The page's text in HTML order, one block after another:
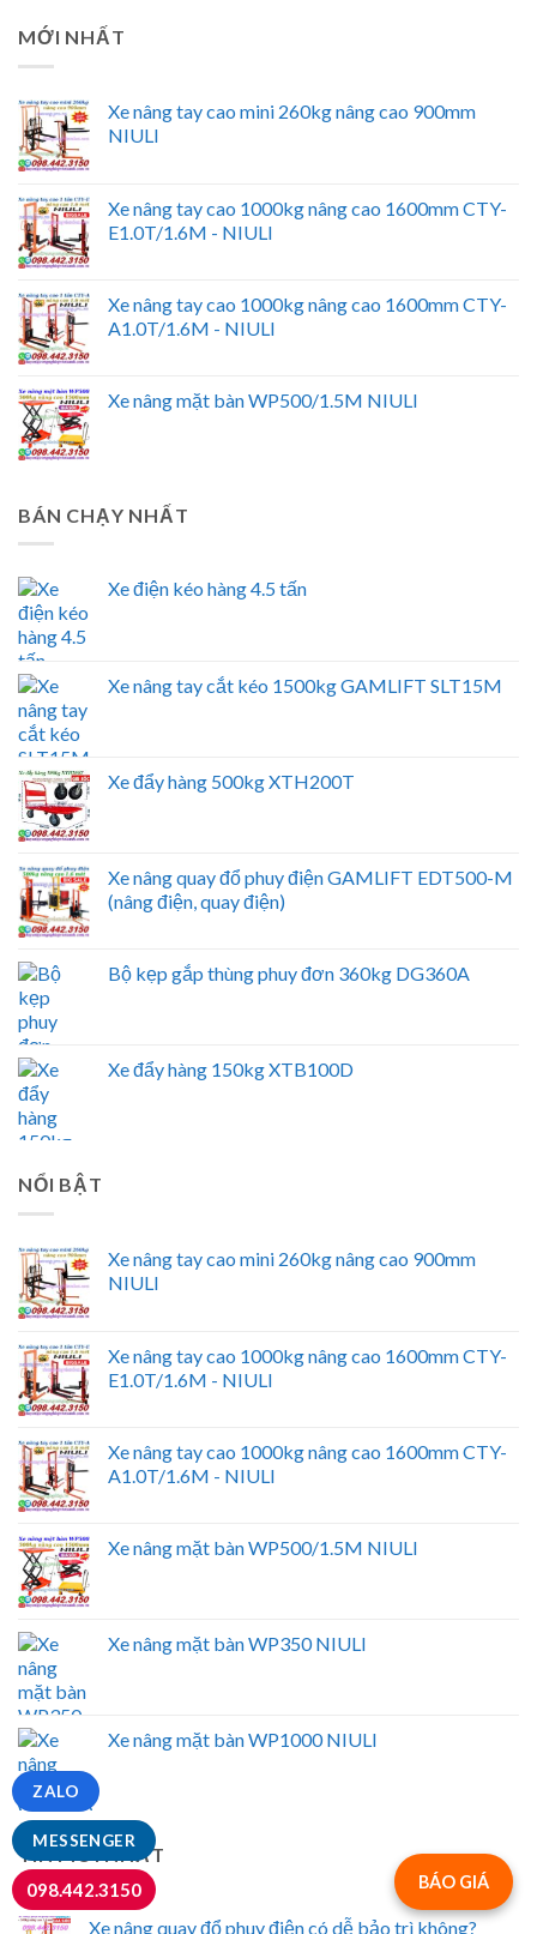
MỚI NHẤT
Xe nâng tay cao mini 260kg nâng cao 900mm
NIULI
Xe nâng tay cao 1000kg nâng cao 1600mm CTY-
E1.0T/1.6M - NIULI
Xe nâng tay cao 1000kg nâng cao 1600mm CTY-
A1.0T/1.6M - NIULI
Xe nâng mặt bàn WP500/1.5M NIULI
BÁN CHẠY NHẤT
Xe điện kéo hàng 4.5 tấn
Xe nâng tay cắt kéo 1500kg GAMLIFT SLT15M
Xe đẩy hàng 500kg XTH200T
Xe nâng quay đổ phuy điện GAMLIFT EDT500-M
(nâng điện, quay điện)
Bộ kẹp gắp thùng phuy đơn 360kg DG360A
Xe đẩy hàng 150kg XTB100D
NỔI BẬT
Xe nâng tay cao mini 260kg nâng cao 900mm
NIULI
Xe nâng tay cao 1000kg nâng cao 1600mm CTY-
E1.0T/1.6M - NIULI
Xe nâng tay cao 1000kg nâng cao 1600mm CTY-
A1.0T/1.6M - NIULI
Xe nâng mặt bàn WP500/1.5M NIULI
Xe nâng mặt bàn WP350 NIULI
Xe nâng mặt bàn WP1000 NIULI
TIN MỚI NHẤT
Xe nâng quay đổ phuy điện có dễ bảo trì không?
BÁO GIÁ
MESSENGER
ZALO
098.442.3150